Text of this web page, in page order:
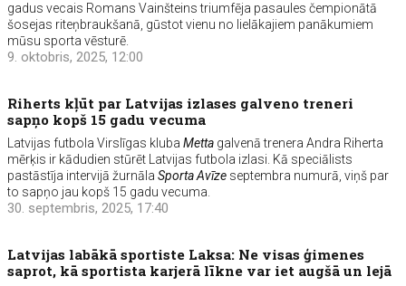
gadus vecais Romans Vainšteins triumfēja pasaules čempionātā
šosejas riteņbraukšanā, gūstot vienu no lielākajiem panākumiem
mūsu sporta vēsturē.
9. oktobris, 2025, 12:00
Riherts kļūt par Latvijas izlases galveno treneri
sapņo kopš 15 gadu vecuma
Latvijas futbola Virslīgas klubaMetta galvenā trenera Andra Riherta
mērķis ir kādudien stūrēt Latvijas futbola izlasi. Kā speciālists
pastāstīja intervijā žurnālaSporta Avīze septembra numurā, viņš par
to sapņo jau kopš 15 gadu vecuma.
30. septembris, 2025, 17:40
Latvijas labākā sportiste Laksa: Ne visas ģimenes
saprot, kā sportista karjerā līkne var iet augšā un lejā